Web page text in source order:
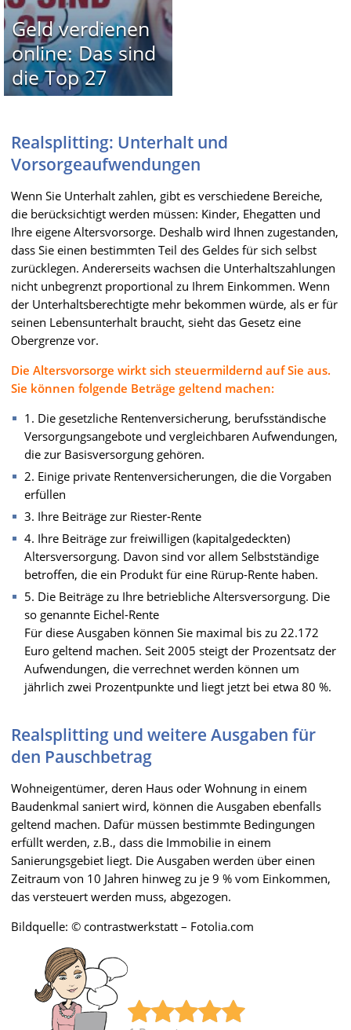
Geld verdienen
online: Das sind
die Top 27
Realsplitting: Unterhalt und
Vorsorgeaufwendungen
Wenn Sie Unterhalt zahlen, gibt es verschiedene Bereiche,
die berücksichtigt werden müssen: Kinder, Ehegatten und
Ihre eigene Altersvorsorge. Deshalb wird Ihnen zugestanden,
dass Sie einen bestimmten Teil des Geldes für sich selbst
zurücklegen. Andererseits wachsen die Unterhaltszahlungen
nicht unbegrenzt proportional zu Ihrem Einkommen. Wenn
der Unterhaltsberechtigte mehr bekommen würde, als er für
seinen Lebensunterhalt braucht, sieht das Gesetz eine
Obergrenze vor.
Die Altersvorsorge wirkt sich steuermildernd auf Sie aus.
Sie können folgende Beträge geltend machen:
1. Die gesetzliche Rentenversicherung, berufsständische
Versorgungsangebote und vergleichbaren Aufwendungen,
die zur Basisversorgung gehören.
2. Einige private Rentenversicherungen, die die Vorgaben
erfüllen
3. Ihre Beiträge zur Riester-Rente
4. Ihre Beiträge zur freiwilligen (kapitalgedeckten)
Altersversorgung. Davon sind vor allem Selbstständige
betroffen, die ein Produkt für eine Rürup-Rente haben.
5. Die Beiträge zu Ihre betriebliche Altersversorgung. Die
so genannte Eichel-Rente
Für diese Ausgaben können Sie maximal bis zu 22.172
Euro geltend machen. Seit 2005 steigt der Prozentsatz der
Aufwendungen, die verrechnet werden können um
jährlich zwei Prozentpunkte und liegt jetzt bei etwa 80 %.
Realsplitting und weitere Ausgaben für
den Pauschbetrag
Wohneigentümer, deren Haus oder Wohnung in einem
Baudenkmal saniert wird, können die Ausgaben ebenfalls
geltend machen. Dafür müssen bestimmte Bedingungen
erfüllt werden, z.B., dass die Immobilie in einem
Sanierungsgebiet liegt. Die Ausgaben werden über einen
Zeitraum von 10 Jahren hinweg zu je 9 % vom Einkommen,
das versteuert werden muss, abgezogen.
Bildquelle: © contrastwerkstatt – Fotolia.com